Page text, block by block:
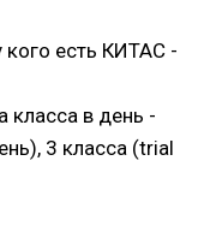
кого есть КИТАС -
класса в день -
3 класса (trial